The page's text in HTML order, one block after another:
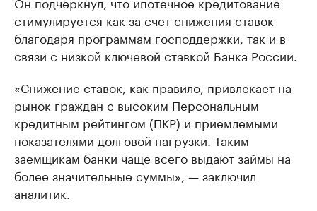
стимулируется как за счет снижения ставок
благодаря программам господдержки, так и в
связи с низкой ключевой ставкой Банка России.
«Снижение ставок, как правило, привлекает на
рынок граждан с высоким Персональным
кредитным рейтингом (ПКР) и приемлемыми
показателями долговой нагрузки. Таким
заемщикам банки чаще всего выдают займы на
более значительные суммы», — заключил
аналитик.